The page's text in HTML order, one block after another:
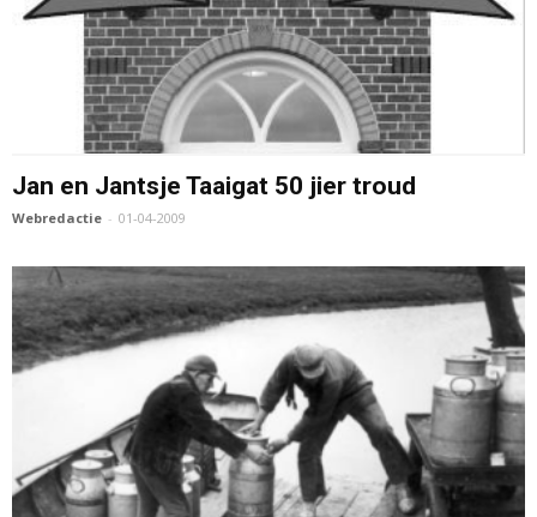
Jan en Jantsje Taaigat 50 jier troud
Webredactie - 01-04-2009